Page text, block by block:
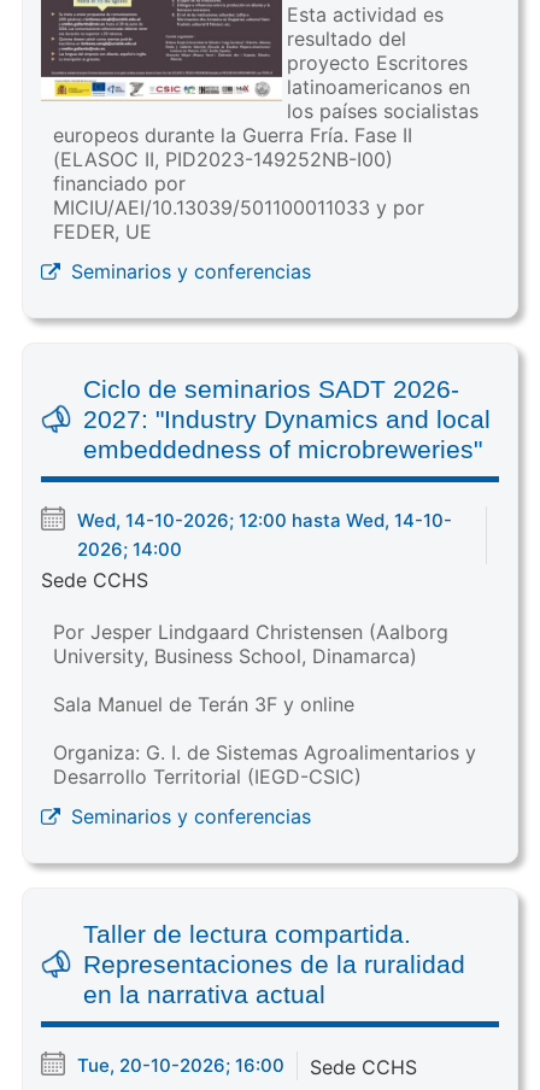
Esta actividad es
resultado del
proyecto Escritores
latinoamericanos en
los países socialistas
europeos durante la Guerra Fría. Fase II
(ELASOC II, PID2023-149252NB-I00)
financiado por
MICIU/AEI/10.13039/501100011033 y por
FEDER, UE
Seminarios y conferencias
Ciclo de seminarios SADT 2026-
2027: "Industry Dynamics and local
embeddedness of microbreweries"
Wed, 14-10-2026; 12:00 hasta Wed, 14-10-
2026; 14:00
Sede CCHS
Por Jesper Lindgaard Christensen (Aalborg
University, Business School, Dinamarca)
Sala Manuel de Terán 3F y online
Organiza: G. I. de Sistemas Agroalimentarios y
Desarrollo Territorial (IEGD-CSIC)
Seminarios y conferencias
Taller de lectura compartida.
Representaciones de la ruralidad
en la narrativa actual
Tue, 20-10-2026; 16:00 Sede CCHS